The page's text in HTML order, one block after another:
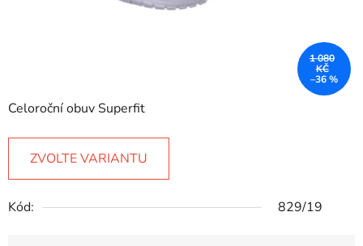
Celoroční obuv Superfit
ZVOLTE VARIANTU
Kód: 829/19
1 080
KČ
–36 %